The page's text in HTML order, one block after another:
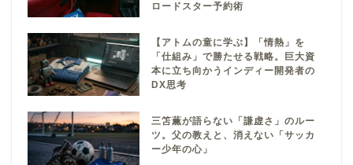
ロードスター予約術
【アトムの童に学ぶ】「情熱」を
「仕組み」で勝たせる戦略。巨大資
本に立ち向かうインディー開発者の
DX思考
三笘薫が語らない「謙虚さ」のルー
ツ。父の教えと、消えない「サッカ
ー少年の心」